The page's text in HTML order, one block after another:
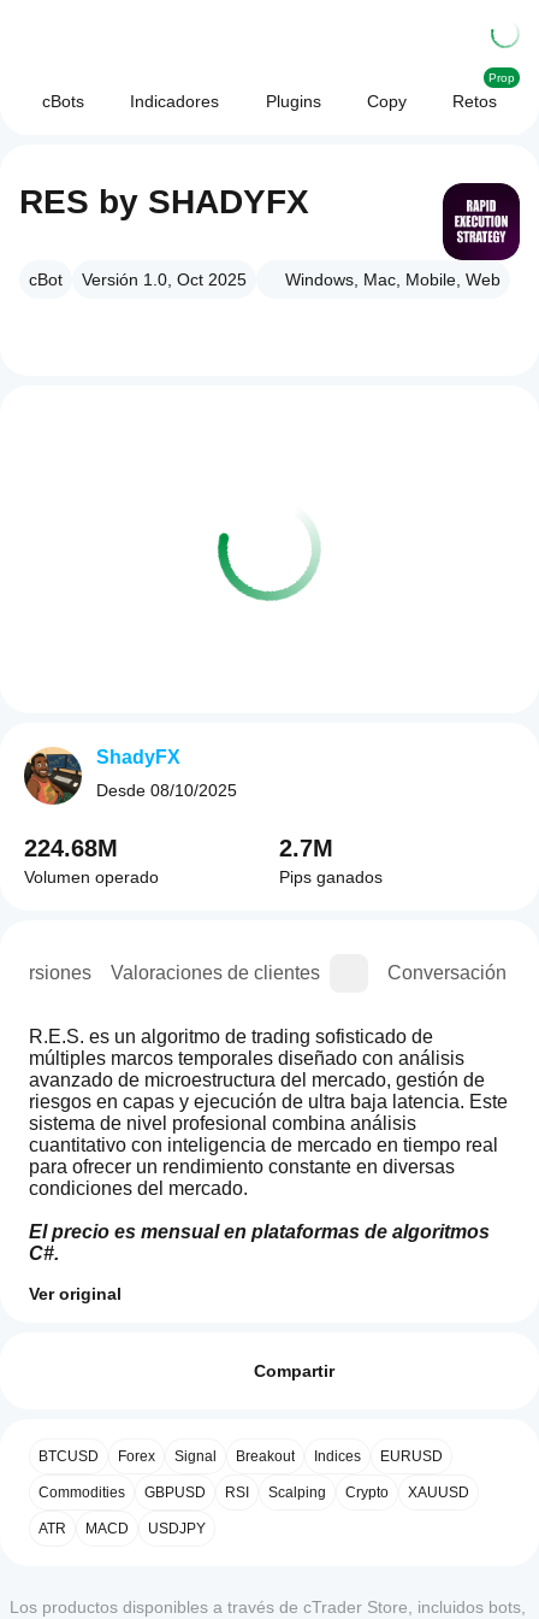
cBots Indicadores Plugins Copy Retos
Prop
RES by SHADYFX
cBot Versión 1.0, Oct 2025 Windows, Mac, Mobile, Web
versiones Valoraciones de clientes Conversación
R.E.S. es un algoritmo de trading sofisticado de
múltiples marcos temporales diseñado con análisis
avanzado de microestructura del mercado, gestión de
riesgos en capas y ejecución de ultra baja latencia. Este
sistema de nivel profesional combina análisis
cuantitativo con inteligencia de mercado en tiempo real
para ofrecer un rendimiento constante en diversas
condiciones del mercado.
El precio es mensual en plataformas de algoritmos
C#.
sofisticadas de gestión de riesgos. Sin embargo, todo
comprender todos los parámetros antes de su
y el dimensionamiento de posiciones son esenciales.
Ver original
Valoraciones de clientes
de la
instalación,
inicie una
en la nube
aplicaciones
de cTrader
cBots?
de cTrader
puedo
Compartir
BTCUSD Forex Signal Breakout Indices EURUSD
Commodities GBPUSD RSI Scalping Crypto XAUUSD
ATR MACD USDJPY
Los productos disponibles a través de cTrader Store, incluidos bots,
ShadyFX
Desde 08/10/2025
224.68M
Volumen operado
2.7M
Pips ganados